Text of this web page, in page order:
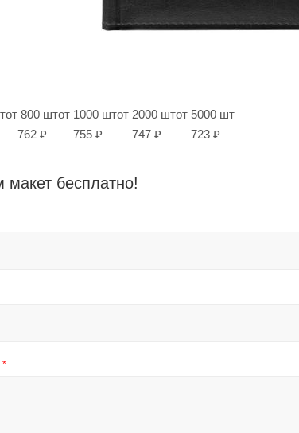
от 800 шт
762 ₽
от 1000 шт
755 ₽
от 2000 шт
747 ₽
от 5000 шт
723 ₽
бесплатно!
*